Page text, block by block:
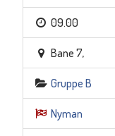
09.00
Bane 7,
Gruppe B
Nyman